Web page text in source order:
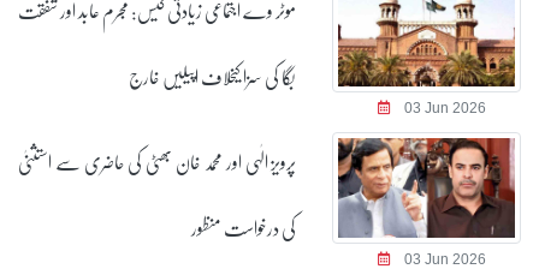
03 Jun 2026
موٹر وے اجتماعی زیادتی کیس: مجرم عابد اور شفقت
بگا کی سزا کیخلاف اپیلیں خارج
03 Jun 2026
پرویز الٰہی اور محمد خان بھٹی کی حاضری سے استثنیٰ
کی درخواست منظور